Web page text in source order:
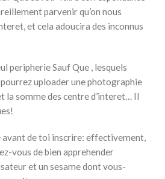
parvenir qu’on nous
et cela adoucira des inconnus
peripherie Sauf Que , lesquels
uploader une photographie
la somme des centre d’interet… Il
avant de toi inscrire: effectivement,
vous de bien apprehender
et un sesame dont vous-